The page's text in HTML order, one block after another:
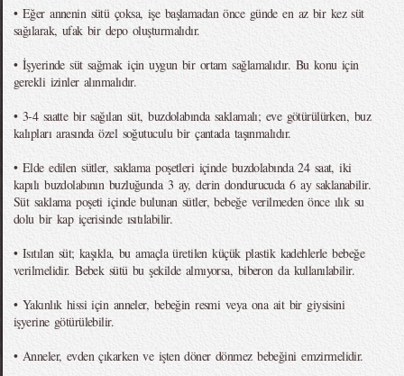
• Eğer annenin sütü çoksa, işe başlamadan önce günde en az bir kez süt
sağılarak, ufak bir depo oluşturmalıdır.
• İşyerinde süt sağmak için uygun bir ortam sağlamalıdır. Bu konu için
gerekli izinler alınmalıdır.
• 3-4 saatte bir sağılan süt, buzdolabında saklamalı; eve götürülürken, buz
kalıpları arasında özel soğutuculu bir çantada taşınmalıdır.
• Elde edilen sütler, saklama poşetleri içinde buzdolabında 24 saat, iki
kapılı buzdolabının buzluğunda 3 ay, derin dondurucuda 6 ay saklanabilir.
Süt saklama poşeti içinde bulunan sütler, bebeğe verilmeden önce ılık su
dolu bir kap içerisinde ısıtılabilir.
• Isıtılan süt; kaşıkla, bu amaçla üretilen küçük plastik kadehlerle bebeğe
verilmelidir. Bebek sütü bu şekilde almıyorsa, biberon da kullanılabilir.
• Yakınlık hissi için anneler, bebeğin resmi veya ona ait bir giysisini
işyerine götürülebilir.
• Anneler, evden çıkarken ve işten döner dönmez bebeğini emzirmelidir.